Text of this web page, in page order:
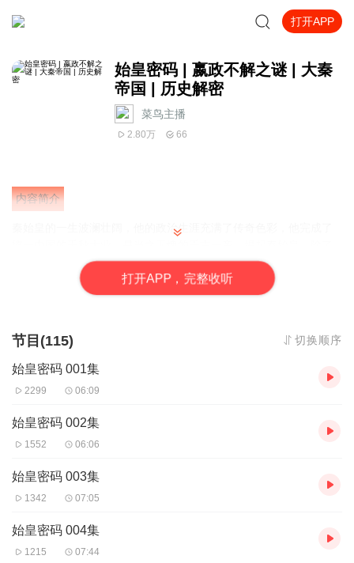
打开APP
始皇密码 | 嬴政不解之谜 | 大秦
帝国 | 历史解密
菜鸟主播
2.80万 66
内容简介
秦始皇的一生波澜壮阔，他的政治生涯充满了传奇色彩，他完成了
丰功伟绩，还有他所留下的许多未解之谜，千百年来被人们津津乐
道，成为了人们茶余饭后的谈资。
始皇帝的亲生父亲究竟是谁呢？焚书坑儒真正的原因和目的又是什
都没有册立一位皇后，这其中又有什么隐情呢？秦始皇是否接见过
外星人呢？秦始皇的死因是否存在猫腻呢？秦始皇兵马俑又是如何
筑造的，为什么里面至今还存在着重重谜团呢？徐福渡海寻求仙
药，他是否就是后世日本先祖的由来呢？
故事和真相。
打开APP，完整收听
节目(115) 切换顺序
始皇密码 001集
2299 06:09
始皇密码 002集
1552 06:06
始皇密码 003集
1342 07:05
始皇密码 004集
1215 07:44